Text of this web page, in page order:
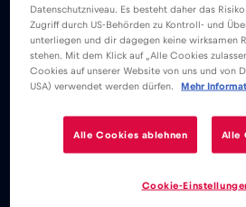
Mergeți la Setări
Hotspot personal
Selectați „Permite altor
verifica dacă este necesar
eSIM necesită ca APN-ul să fie
trebui să faceți acest lucru și
Datenschutzniveau. Es besteht daher das
Zugriff durch US-Behörden zu Kontroll- und
unterliegen und dir dagegen keine wirksamen
stehen. Mit dem Klick auf „Alle Cookies
Cookies auf unserer Website von uns und von
USA) verwendet werden dürfen.
Mehr
Alle Cookies ablehnen Alle
Cookie-